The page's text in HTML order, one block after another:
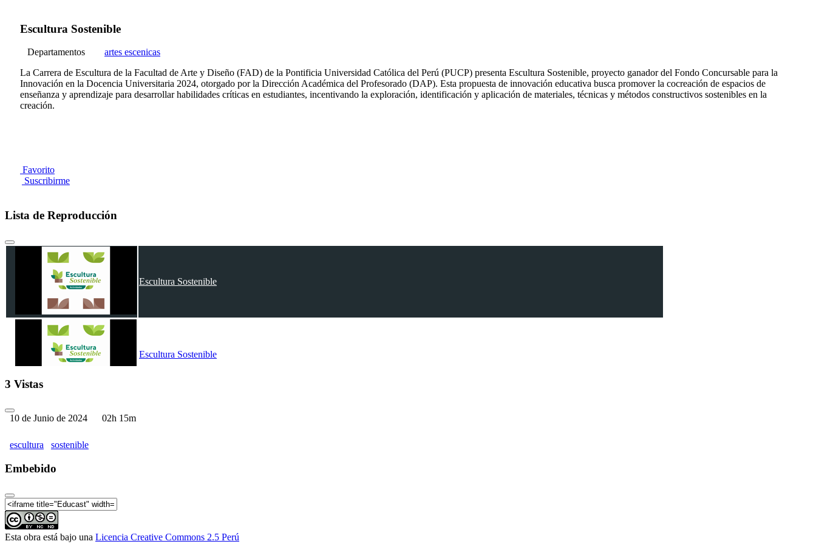
Escultura Sostenible
Departamentos
artes escenicas
La Carrera de Escultura de la Facultad de Arte y Diseño (FAD) de la Pontificia Universidad Católica del Perú (PUCP) presenta Escultura Sostenible, proyecto ganador del Fondo Concursable para la
Innovación en la Docencia Universitaria 2024, otorgado por la Dirección Académica del Profesorado (DAP). Esta propuesta de innovación educativa busca promover la cocreación de espacios de
enseñanza y aprendizaje para desarrollar habilidades críticas en estudiantes, incentivando la exploración, identificación y aplicación de materiales, técnicas y métodos constructivos sostenibles en la
creación.
Favorito
Suscribirme
Lista de Reproducción
Escultura Sostenible
Escultura Sostenible
3 Vistas
10 de Junio de 2024 02h 15m
escultura sostenible
Embebido
Esta obra está bajo una Licencia Creative Commons 2.5 Perú